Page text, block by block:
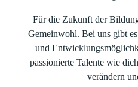
Für die Zukunft der
Gemeinwohl. Bei uns gibt
und
passionierte Talente wie
verändern